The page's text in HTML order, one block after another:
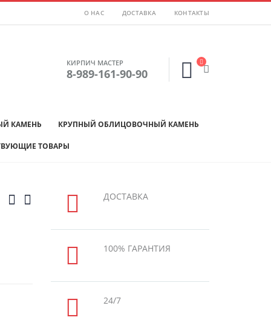
О НАС ДОСТАВКА КОНТАКТЫ
КИРПИЧ МАСТЕР
8-989-161-90-90
КАМЕНЬ КРУПНЫЙ ОБЛИЦОВОЧНЫЙ КАМЕНЬ
ТОВАРЫ
ДОСТАВКА
100% ГАРАНТИЯ
24/7